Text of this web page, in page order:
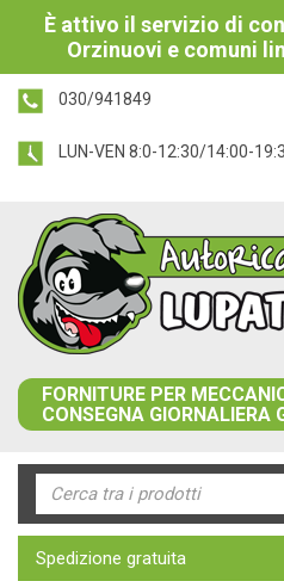
È attivo il servizio di
Orzinuovi e comuni
030/941849
LUN-VEN 8:0-12:30/14:00-
FORNITURE PER
CONSEGNA GIORNALIERA
Spedizione gratuita